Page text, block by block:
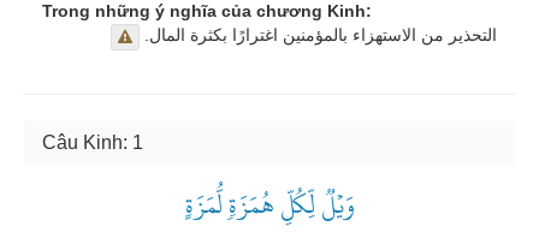
Trong những ý nghĩa của chương Kinh:
التحذير من الاستهزاء بالمؤمنين اغترارًا بكثرة المال.
Câu Kinh: 1
وَيۡلٞ لِّكُلِّ هُمَزَةٖ لُّمَزَةٍ